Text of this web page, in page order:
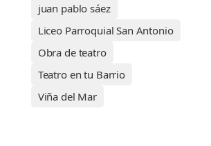
juan pablo sáez
Liceo Parroquial San Antonio
Obra de teatro
Teatro en tu Barrio
Viña del Mar